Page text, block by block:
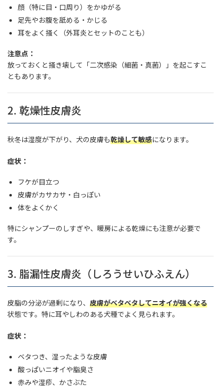
顔（特に目・口周り）をかゆがる
足先やお腹を舐める・かじる
耳をよく掻く（外耳炎とセットのことも）
注意点：
放っておくと掻き壊して「二次感染（細菌・真菌）」を起こすこ
ともあります。
2. 乾燥性皮膚炎
秋冬は湿度が下がり、犬の皮膚も乾燥して敏感になります。
症状：
フケが目立つ
皮膚がカサカサ・白っぽい
体をよくかく
特にシャンプーのしすぎや、暖房による乾燥にも注意が必要で
す。
3. 脂漏性皮膚炎（しろうせいひふえん）
皮脂の分泌が過剰になり、 皮膚がベタベタしてニオイが強くなる
状態です。特に耳やしわのある犬種でよく見られます。
症状：
ベタつき、湿ったような皮膚
酸っぱいニオイや脂臭さ
赤みや湿疹、かさぶた